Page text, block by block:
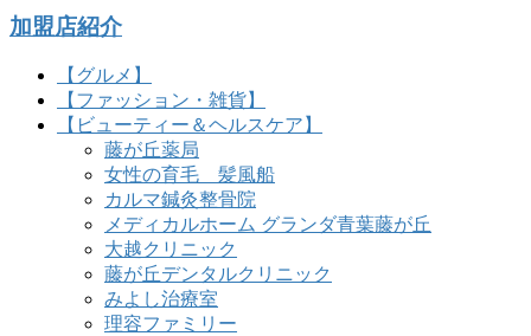
加盟店紹介
【グルメ】
【ファッション・雑貨】
【ビューティー＆ヘルスケア】
藤が丘薬局
女性の育毛 髪風船
カルマ鍼灸整骨院
メディカルホーム グランダ青葉藤が丘
大越クリニック
藤が丘デンタルクリニック
みよし治療室
理容ファミリー